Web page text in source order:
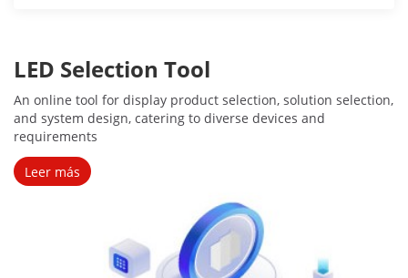
LED Selection Tool
An online tool for display product selection, solution selection,
and system design, catering to diverse devices and
requirements
Leer más